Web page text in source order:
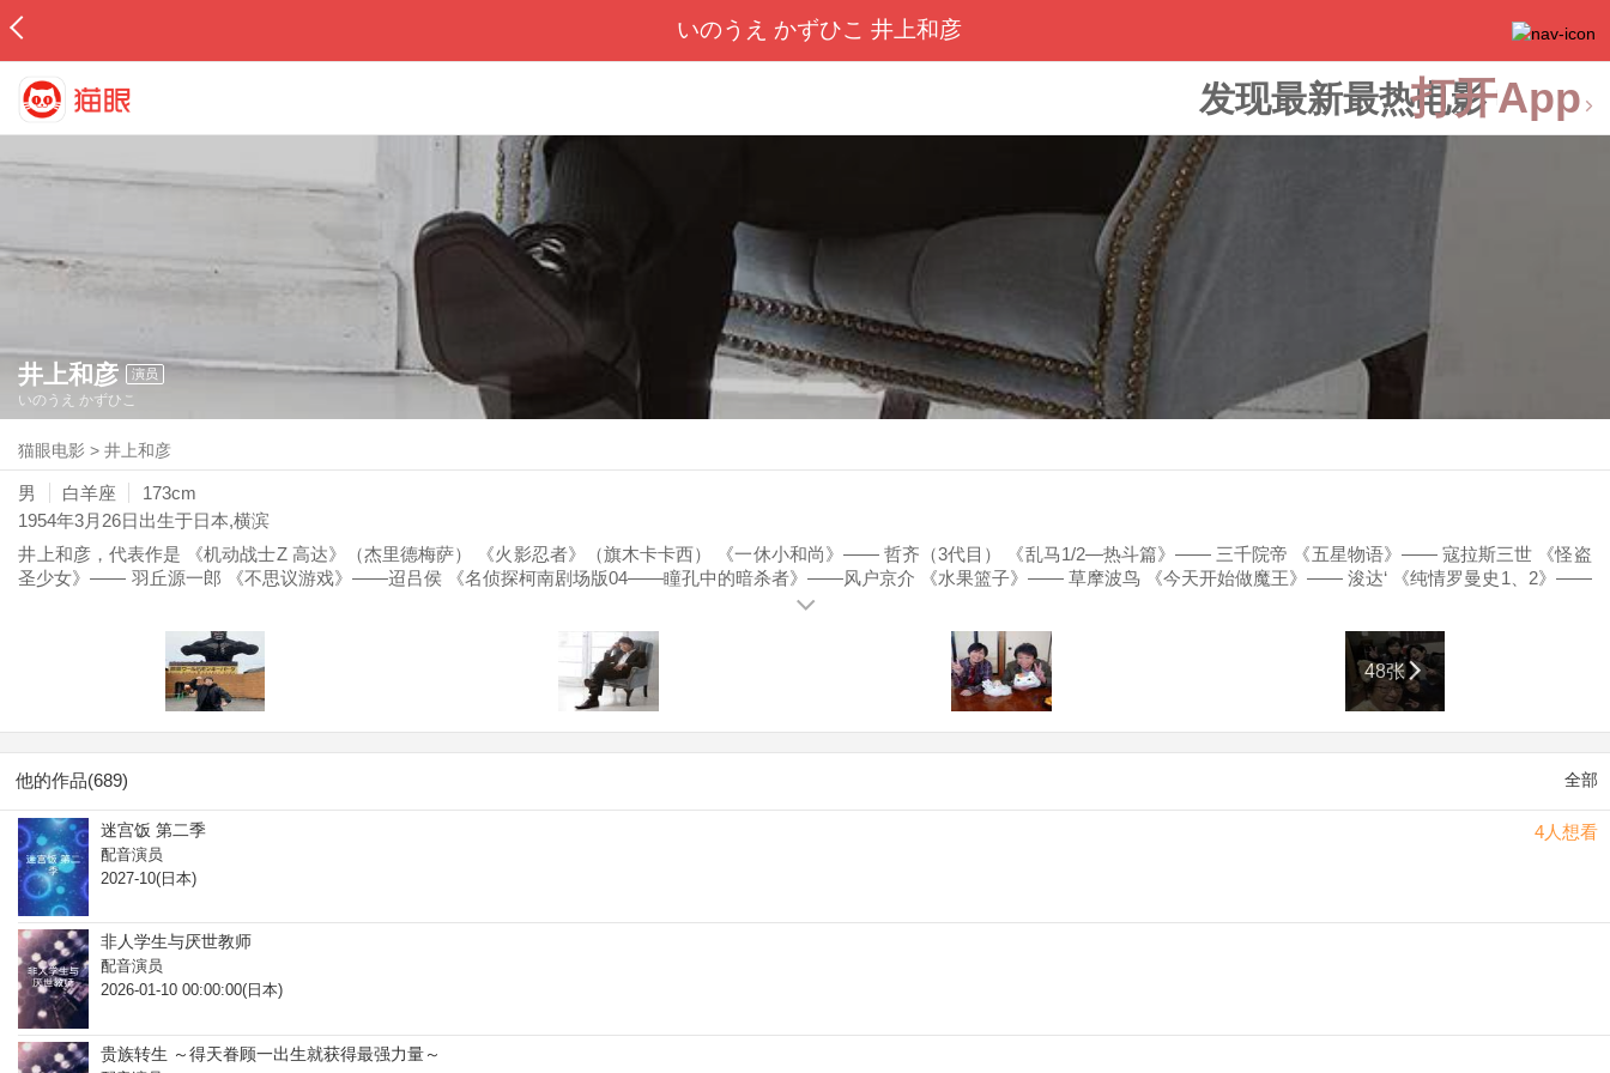
いのうえ かずひこ 井上和彦
发现最新最热电影打开App
井上和彦 演员
いのうえ かずひこ
猫眼电影 >井上和彦
男 白羊座
173cm
1954年3月26日 出生于日本,横滨
井上和彦，代表作是 《机动战士Z 高达》（杰里德梅萨） 《火影忍者》（旗木卡卡西） 《一休小和尚》—— 哲齐（3代目） 《乱马1/2—热斗篇》—— 三千院帝 《五星物语》—— 寇拉斯三世 《怪盗
圣少女》—— 羽丘源一郎 《不思议游戏》——迢吕侯 《名侦探柯南剧场版04——瞳孔中的暗杀者》——风户京介 《水果篮子》—— 草摩波鸟 《今天开始做魔王》—— 浚达‘ 《纯情罗曼史1、2》——
宫城庸 《夏目友人帐》——ニャンコ先生（猫老师）·斑 《波菲拉斯的漫长旅程（Porfy的长旅）》——克里斯多夫（クリストフオール） 《西洋古董洋果子店》——约翰·帕提斯 《家庭教师hitman
48张
他的作品(689) 全部
4人想看
迷宫饭 第二季
配音演员
2027-10(日本)
非人学生与厌世教师
配音演员
2026-01-10 00:00:00(日本)
贵族转生 ～得天眷顾一出生就获得最强力量～